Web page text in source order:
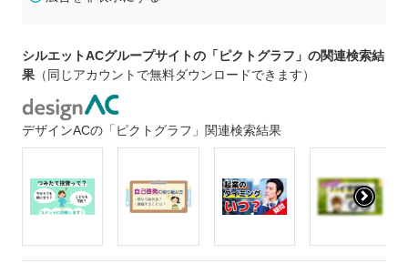
シルエットACグループサイトの「ピクトグラフ」の関連検索結
果 （同じアカウントで無料ダウンロードできます）
デザインACの「ピクトグラフ」関連検索結果